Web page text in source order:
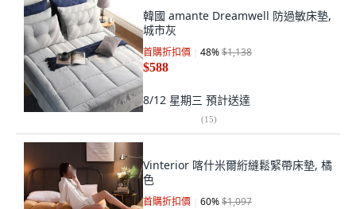
韓國 amante Dreamwell 防過敏床墊,
城市灰
首購折扣價 48%$1,138
$588
8/12 星期三 預計送達
(15)
Vinterior 喀什米爾絎縫鬆緊帶床墊, 橘
色
首購折扣價 60%$1,097